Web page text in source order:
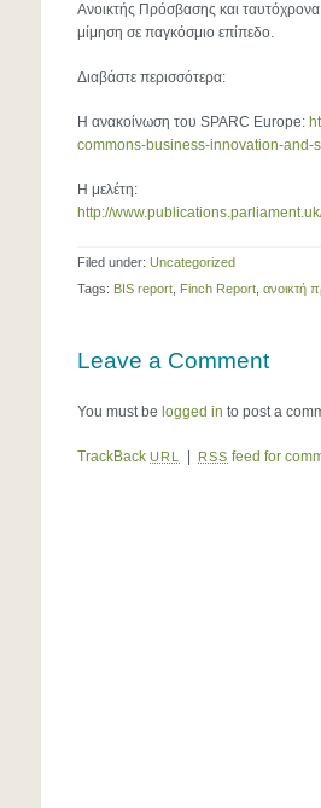
Ανοικτής Πρόσβασης και
μίμηση σε παγκόσμιο επίπεδο.
Διαβάστε περισσότερα:
Η ανακοίνωση του SPARC Europe:
commons-business-innovation-and-
Η μελέτη:
http://
Filed under: Uncategorized
Tags: BIS report Finch Report ανοικτή
Leave a Comment
You must be logged in to post a
TrackBack URL RSS feed for